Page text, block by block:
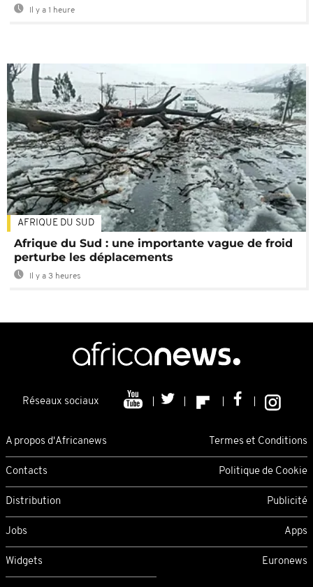
Il y a 1 heure
AFRIQUE DU SUD
Afrique du Sud : une importante vague de froid
perturbe les déplacements
Il y a 3 heures
Réseaux sociaux
A propos d'Africanews Termes et Conditions
Contacts Politique de Cookie
Distribution Publicité
Jobs Apps
Widgets Euronews